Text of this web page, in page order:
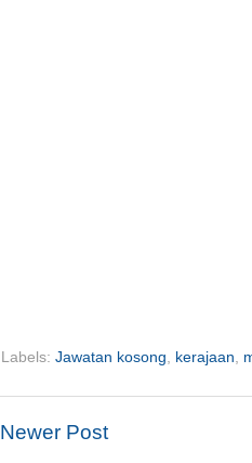
Labels: Jawatan kosong kerajaan
Newer Post